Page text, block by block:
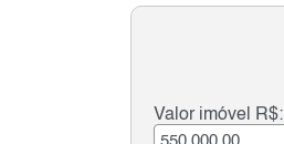
Valor imóvel R$: